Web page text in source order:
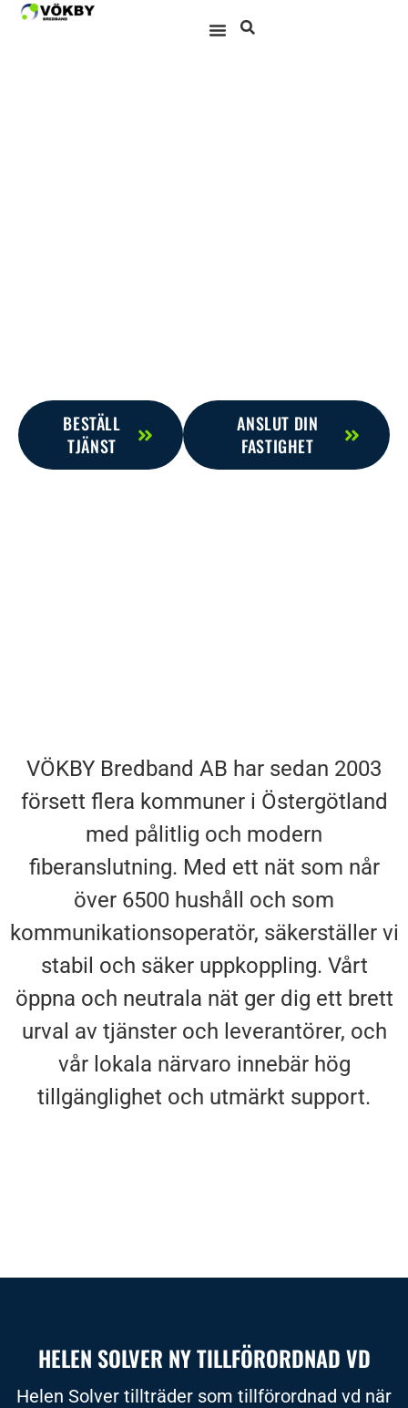
BESTÄLL
TJÄNST
ANSLUT DIN
FASTIGHET
VÖKBY Bredband AB har sedan 2003
försett flera kommuner i Östergötland
med pålitlig och modern
fiberanslutning. Med ett nät som når
över 6500 hushåll och som
kommunikationsoperatör, säkerställer vi
stabil och säker uppkoppling. Vårt
öppna och neutrala nät ger dig ett brett
urval av tjänster och leverantörer, och
vår lokala närvaro innebär hög
tillgänglighet och utmärkt support.
HELEN SOLVER NY TILLFÖRORDNAD VD
Helen Solver tillträder som tillförordnad vd när